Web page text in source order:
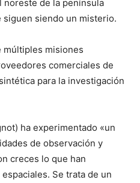
noreste de la península
siendo un misterio.
múltiples misiones
comerciales de
para la investigación
ha experimentado «un
de observación y
creces lo que han
Se trata de un